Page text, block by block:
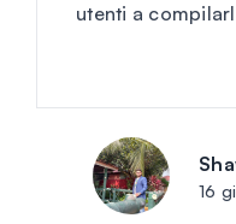
utenti a
16